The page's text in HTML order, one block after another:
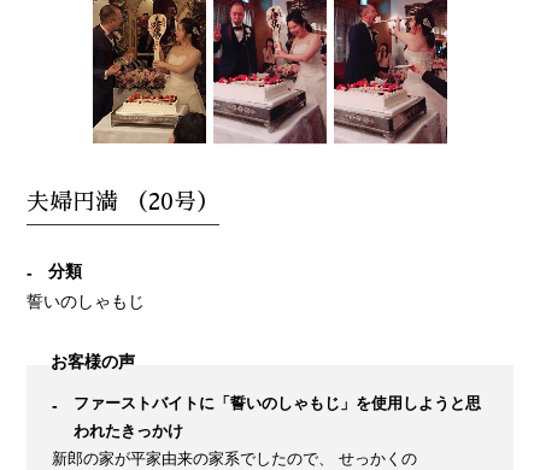
夫婦円満 （20号）
分類
誓いのしゃもじ
お客様の声
ファーストバイトに「誓いのしゃもじ」を使用しようと思
われたきっかけ
新郎の家が平家由来の家系でしたので、 せっかくの